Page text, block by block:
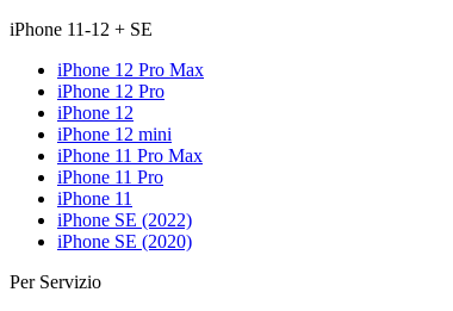
iPhone 11-12 + SE
iPhone 12 Pro Max
iPhone 12 Pro
iPhone 12
iPhone 12 mini
iPhone 11 Pro Max
iPhone 11 Pro
iPhone 11
iPhone SE (2022)
iPhone SE (2020)
Per Servizio